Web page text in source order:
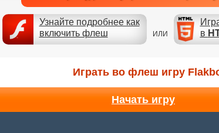
Узнайте подробнее как
включить флеш
ИЛИ
в
Играть во флеш игру
Начать игру